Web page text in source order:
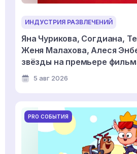
ИНДУСТРИЯ РАЗВЛЕЧЕНИЙ
Яна Чурикова, Согдиана,
Женя Малахова, Алеся
звёзды на премьере
СКВОЗЬ ВСЕЛЕННЫЕ
5 авг 2026
PRO СОБЫТИЯ